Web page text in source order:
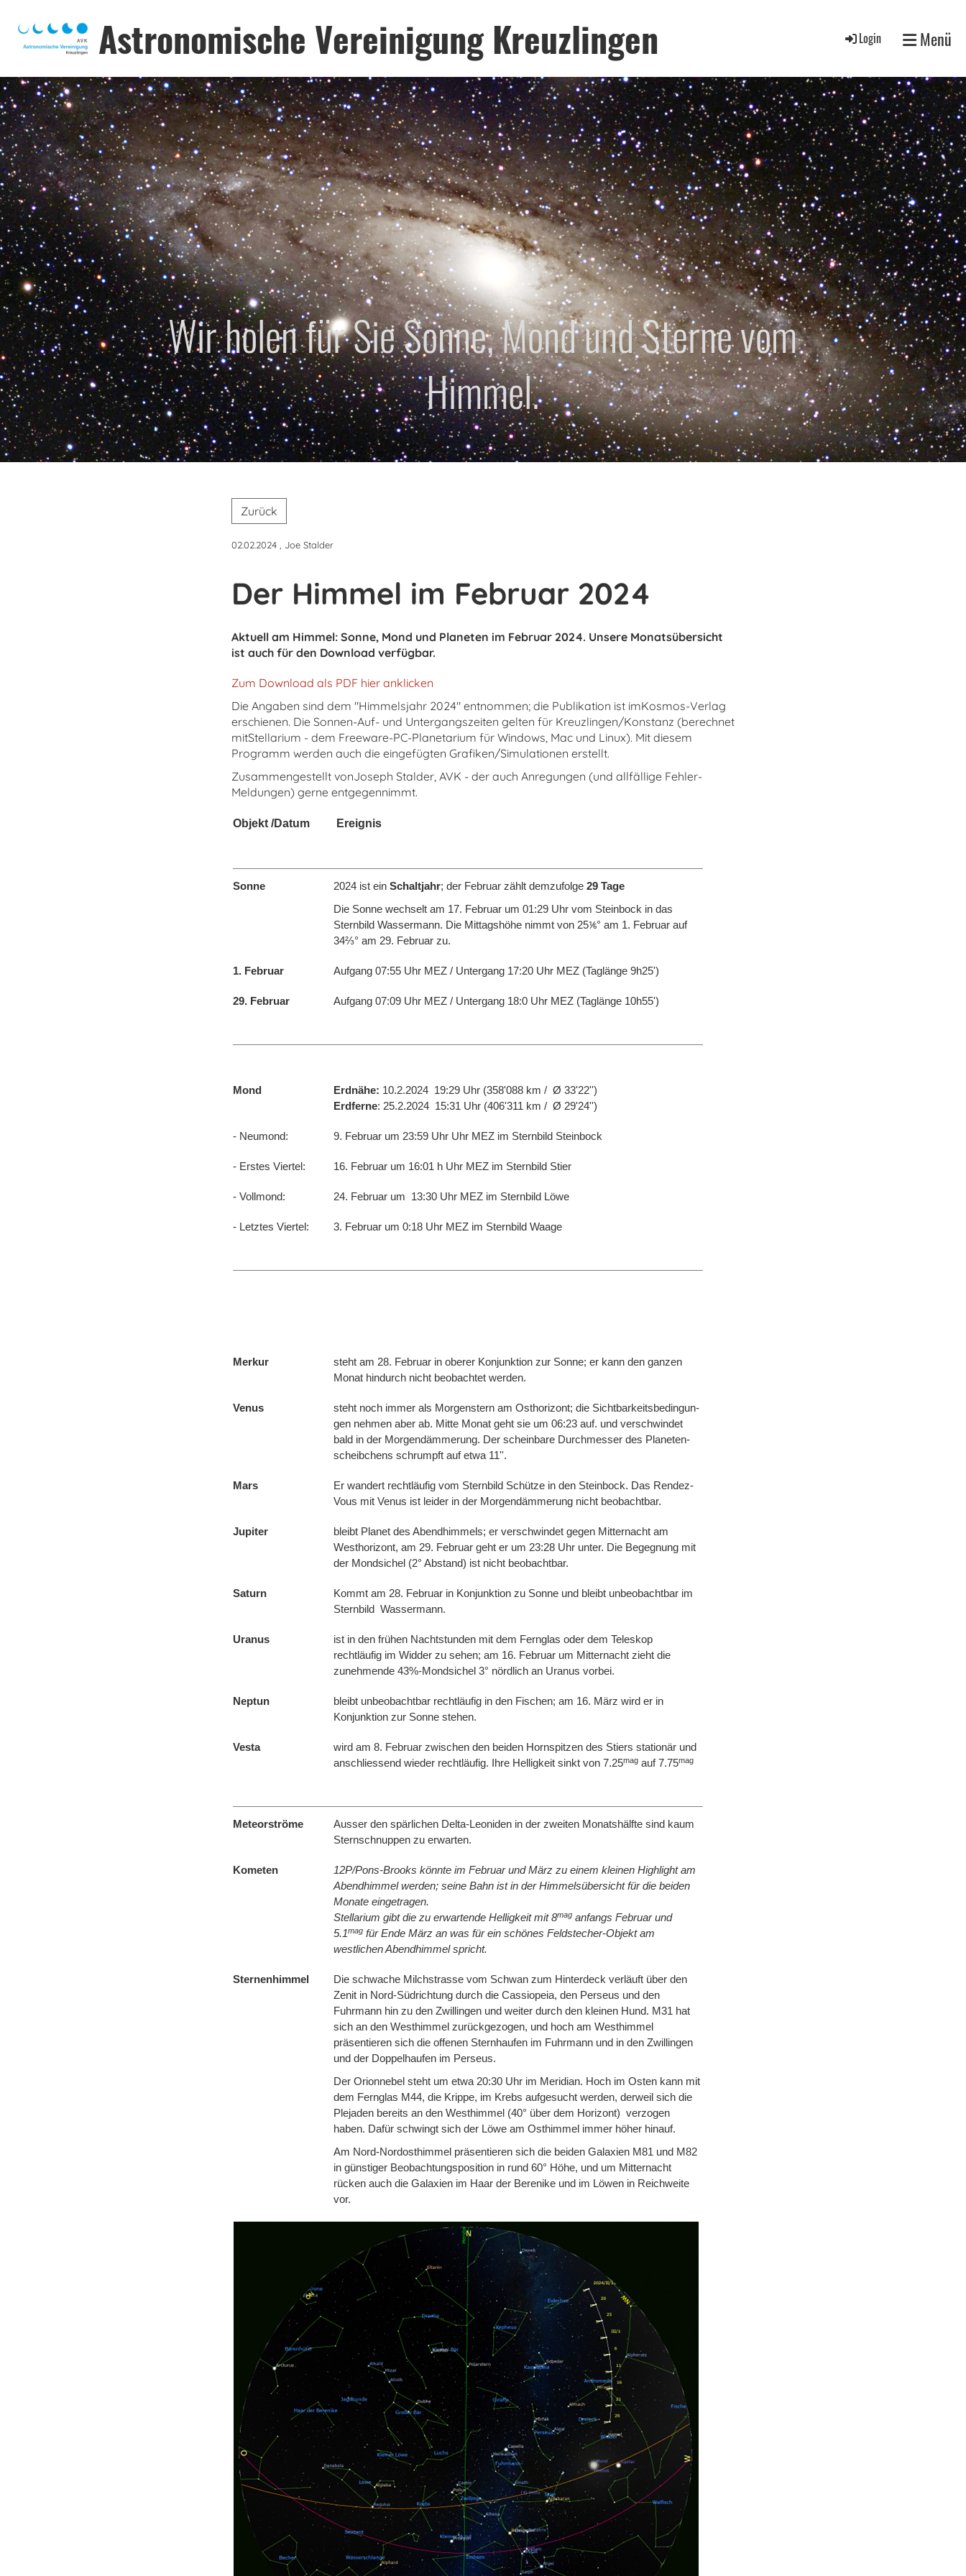
Astronomische Vereinigung Kreuzlingen Login Menü
Wir holen für Sie Sonne, Mond und Sterne vom
Himmel.
Zurück
02.02.2024, Joe Stalder
Der Himmel im Februar 2024
Aktuell am Himmel: Sonne, Mond und Planeten im Februar 2024. Unsere Monatsübersicht
ist auch für den Download verfügbar.
Zum Download als PDF hier anklicken
Die Angaben sind dem "Himmelsjahr 2024" entnommen; die Publikation ist imKosmos-Verlag
erschienen. Die Sonnen-Auf- und Untergangszeiten gelten für Kreuzlingen/Konstanz (berechnet
mitStellarium - dem Freeware-PC-Planetarium für Windows, Mac und Linux). Mit diesem
Programm werden auch die eingefügten Grafiken/Simulationen erstellt.
Zusammengestellt vonJoseph Stalder, AVK - der auch Anregungen (und allfällige Fehler-
Meldungen) gerne entgegennimmt.
Objekt /Datum Ereignis
Sonne 2024 ist ein Schaltjahr; der Februar zählt demzufolge 29 Tage
Die Sonne wechselt am 17. Februar um 01:29 Uhr vom Steinbock in das
Sternbild Wassermann. Die Mittagshöhe nimmt von 25⅙° am 1. Fe­bruar auf
34⅔° am 29. Februar zu.
1. Februar Aufgang 07:55 Uhr MEZ / Untergang 17:20 Uhr MEZ (Taglänge 9h25')
29. Februar Aufgang 07:09 Uhr MEZ / Untergang 18:0 Uhr MEZ (Taglänge 10h55')
Mond Erdnähe: 10.2.2024 19:29 Uhr (358'088 km / Ø 33'22'')
Erdferne: 25.2.2024 15:31 Uhr (406'311 km / Ø 29'24'')
- Neumond: 9. Februar um 23:59 Uhr Uhr MEZ im Sternbild Steinbock
- Erstes Viertel: 16. Februar um 16:01 h Uhr MEZ im Sternbild Stier
- Vollmond: 24. Februar um 13:30 Uhr MEZ im Sternbild Löwe
- Letztes Viertel: 3. Februar um 0:18 Uhr MEZ im Sternbild Waage
Merkur
steht am 28. Februar in oberer Konjunktion zur Sonne; er kann den ganzen
Monat hindurch nicht beobachtet werden.
Venus
steht noch immer als Morgenstern am Osthorizont; die Sichtbarkeitsbedingun­
gen nehmen aber ab. Mitte Monat geht sie um 06:23 auf. und verschwindet
bald in der Morgendämmerung. Der scheinbare Durchmesser des Planeten­
scheibchens schrumpft auf etwa 11''.
Mars
Er wandert rechtläufig vom Sternbild Schütze in den Steinbock. Das Rendez-
Vous mit Venus ist leider in der Morgendämmerung nicht beobachtbar.
Jupiter
bleibt Planet des Abendhimmels; er verschwindet gegen Mitternacht am
Westhorizont, am 29. Februar geht er um 23:28 Uhr unter. Die Begegnung mit
der Mondsichel (2° Abstand) ist nicht beobachtbar.
Saturn
Kommt am 28. Februar in Konjunktion zu Sonne und bleibt unbeobachtbar im
Sternbild
Wassermann.
Uranus
ist in den frühen Nachtstunden mit dem Fernglas oder dem Teleskop
rechtläufig im Widder zu sehen; am 16. Februar um Mitternacht zieht die
zunehmende 43%-Mondsichel 3° nördlich an Uranus vorbei.
Neptun
bleibt unbeobachtbar rechtläufig in den Fischen; am 16. März wird er in
Konjunktion zur Sonne stehen.
Vesta
wird am 8. Februar zwischen den beiden Hornspitzen des Stiers stationär und
anschliessend wieder rechtläufig. Ihre Helligkeit sinkt von 7.25magauf 7.75mag
Meteorströme
Ausser den spärlichen Delta-Leoniden in der zweiten Monatshälfte sind kaum
Sternschnuppen zu erwarten.
Kometen
12P/Pons-Brooks könnte im Februar und März zu einem kleinen Highlight am
Abendhimmel werden; seine Bahn ist in der Himmelsübersicht für die beiden
Monate eingetragen.
Stellarium gibt die zu erwartende Helligkeit mit 8maganfangs Februar und
5.1magfür Ende März an was für ein schönes Feldstecher-Objekt am
westlichen Abendhimmel spricht.
Sternenhimmel
Die schwache Milchstrasse vom Schwan zum Hinterdeck verläuft über den
Zenit in Nord-Südrichtung durch die Cassiopeia, den Perseus und den
Fuhrmann hin zu den Zwillingen und weiter durch den kleinen Hund. M31 hat
sich an den Westhimmel zurückgezogen, und hoch am Westhimmel
präsentieren sich die offenen Sternhaufen im Fuhrmann und in den Zwillingen
und der Doppelhaufen im Perseus.
Der Orionnebel steht um etwa 20:30 Uhr im Meridian. Hoch im Osten kann mit
dem Fernglas M44, die Krippe, im Krebs aufgesucht werden, derweil sich die
Plejaden bereits an den Westhimmel (40° über dem Horizont) verzogen
haben. Dafür schwingt sich der Löwe am Osthimmel immer höher hinauf.
Am Nord-Nordosthimmel präsentieren sich die beiden Galaxien M81 und M82
in günstiger Beobachtungsposition in rund 60° Höhe, und um Mitternacht
rücken auch die Galaxien im Haar der Berenike und im Löwen in Reichweite
vor.